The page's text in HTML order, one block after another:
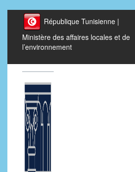
République Tunisienne |
Ministère des affaires locales et de
l’environnement